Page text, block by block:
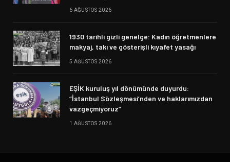
6 AĞUSTOS 2026
1930 tarihli gizli genelge: Kadın öğretmenlere
makyaj, takı ve gösterişli kıyafet yasağı
5 AĞUSTOS 2026
EŞİK kuruluş yıl dönümünde duyurdu:
“İstanbul Sözleşmesi’nden ve haklarımızdan
vazgeçmiyoruz”
1 AĞUSTOS 2026